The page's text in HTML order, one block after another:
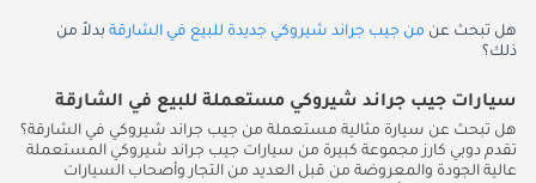
هل تبحث عن من جيب جراند شيروكي جديدة للبيع في الشارقة بدلاً من
ذلك؟
سيارات جيب جراند شيروكي مستعملة للبيع في الشارقة
هل تبحث عن سيارة مثالية مستعملة من جيب جراند شيروكي في الشارقة؟
تقدم دوبي كارز مجموعة كبيرة من سيارات جيب جراند شيروكي المستعملة
عالية الجودة والمعروضة من قبل العديد من التجار وأصحاب السيارات